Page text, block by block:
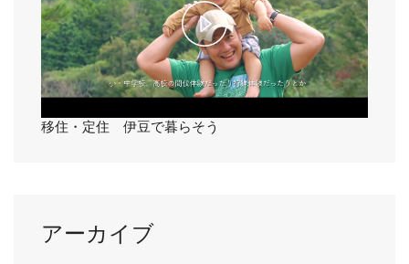
e
o
P
l
a
移住・定住 伊豆で暮らそう
アーカイブ